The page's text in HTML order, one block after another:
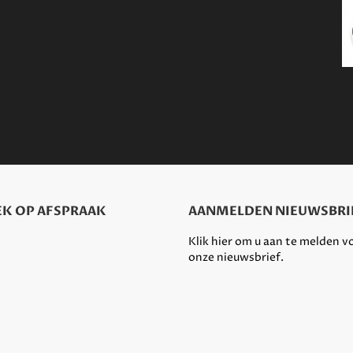
OP AFSPRAAK AANMELDEN
Klik hier om u aan te melden
onze nieuwsbrief.